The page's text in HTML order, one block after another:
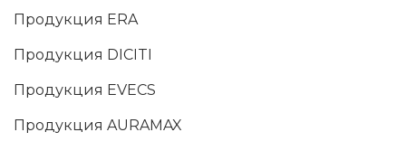
Продукция ERA
Продукция DICITI
Продукция EVECS
Продукция AURAMAX